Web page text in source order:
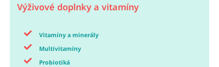
Výživové doplnky a vitamíny
Vitamíny a minerály
Multivitamíny
Probiotiká